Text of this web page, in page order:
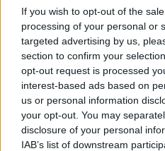
If you wish to opt-out of the
processing of your personal or
targeted advertising by us,
section to confirm your
opt-out request is processed
interest-based ads based on
us or personal information
your opt-out. You may
disclosure of your personal
IAB’s list of downstream
Προσθέστε το
Τηνάρση ασυλίαςτων
ΣΥΡΙΖΑ,Παύλου
αποφάσισε κατά
Δεοντολογίας της
Ολομέλεια.